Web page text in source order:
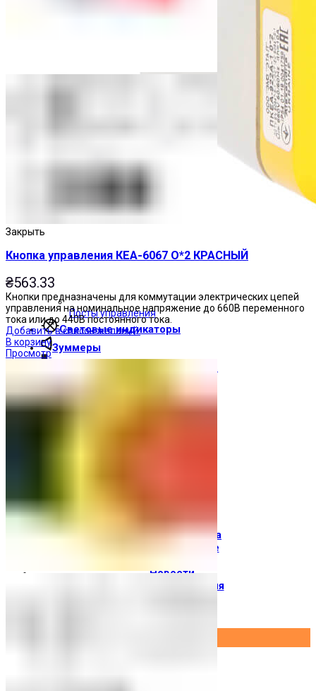
Посты управления
Световые индикаторы
Зуммеры
Трансформаторы
Корпуса
О компании
Доставка и оплата
О торговой марке
Новости
Вход / Регистрация
Закрыть
Кнопка управления КЕА-6067 О*2 КРАСНЫЙ
₴563.33
Кнопки предназначены для коммутации электрических цепей
управления на номинальное напряжение до 660В переменного
тока или до 440В постоянного тока.
Добавить в список желаний
В корзину
Просмотр